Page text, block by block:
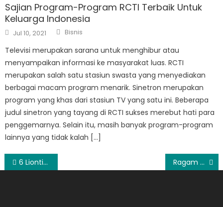
Sajian Program-Program RCTI Terbaik Untuk
Keluarga Indonesia
Posted
on
Jul 10, 2021 Author
Bisnis
Televisi merupakan sarana untuk menghibur atau
menyampaikan informasi ke masyarakat luas. RCTI
merupakan salah satu stasiun swasta yang menyediakan
berbagai macam program menarik. Sinetron merupakan
program yang khas dari stasiun TV yang satu ini. Beberapa
judul sinetron yang tayang di RCTI sukses merebut hati para
penggemarnya. Selain itu, masih banyak program-program
lainnya yang tidak kalah […]
Post
6 Liontin Berlian Klasik untuk Berbagai Acara dan Penampilan Ragam Pilihan Cincin Kawin Simpel dan Elegan